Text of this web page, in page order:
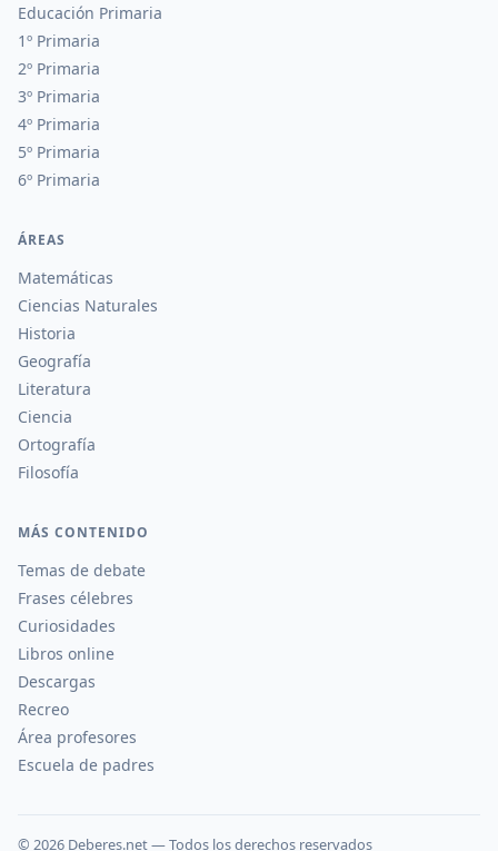
Educación Primaria
1º Primaria
2º Primaria
3º Primaria
4º Primaria
5º Primaria
6º Primaria
ÁREAS
Matemáticas
Ciencias Naturales
Historia
Geografía
Literatura
Ciencia
Ortografía
Filosofía
MÁS CONTENIDO
Temas de debate
Frases célebres
Curiosidades
Libros online
Descargas
Recreo
Área profesores
Escuela de padres
© 2026 Deberes.net — Todos los derechos reservados